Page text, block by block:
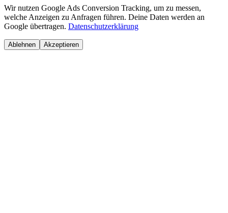
Wir nutzen Google Ads Conversion Tracking, um zu messen,
welche Anzeigen zu Anfragen führen. Deine Daten werden an
Google übertragen. Datenschutzerklärung
Ablehnen Akzeptieren